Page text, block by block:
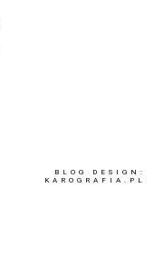
BLOG DESIGN:
KAROGRAFIA.PL